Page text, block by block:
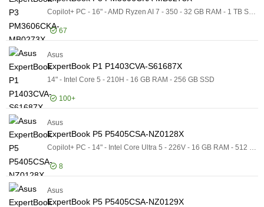
Lagringskapacitet
RAM-storlek
RAM-storlek
Typ av processor
Typ av processor
Operativsystem
Operativsystem
Vikt
Certifieringar
Certifieringar
Produktlinje
Produktlinje
Modell
Modell
67
Asus
ExpertBook P1 P1403CVA-S61687X
14" - Intel Core 5 - 210H - 16 GB RAM - 256 GB SSD
100+
Asus
ExpertBook P5 P5405CSA-NZ0128X
8
Asus
ExpertBook P5 P5405CSA-NZ0129X